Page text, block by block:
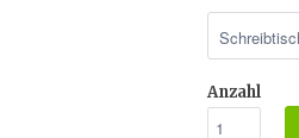
Anzahl